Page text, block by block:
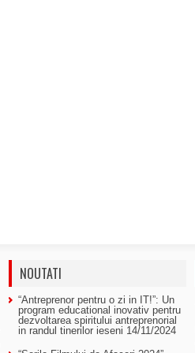
NOUTATI
“Antreprenor pentru o zi in IT!”: Un
program educational inovativ pentru
dezvoltarea spiritului antreprenorial
in randul tinerilor ieseni 14/11/2024